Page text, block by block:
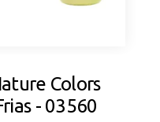
Colors
- 03560